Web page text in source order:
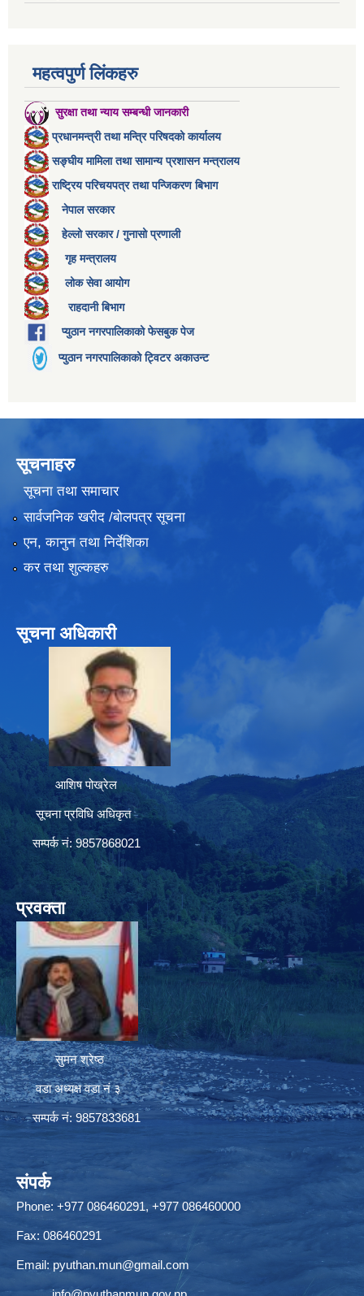
महत्वपुर्ण लिंकहरु
सुरक्षा तथा न्याय सम्बन्धी जानकारी
प्रधानमन्त्री तथा मन्त्रि परिषदको कार्यालय
सङ्घीय मामिला तथा सामान्य प्रशासन मन्त्रालय
राष्ट्रिय परिचयपत्र तथा पन्जिकरण बिभाग
नेपाल सरकार
हेल्लो सरकार / गुनासो प्रणाली
गृह मन्त्रालय
लोक सेवा आयोग
राहदानी बिभाग
प्युठान नगरपालिकाको फेसबुक पेज
प्युठान नगरपालिकाको ट्विटर अकाउन्ट
सूचनाहरु
सूचना तथा समाचार
सार्वजनिक खरीद /बोलपत्र सूचना
एन, कानुन तथा निर्देशिका
कर तथा शुल्कहरु
सूचना अधिकारी
आशिष पोख्रेल
सूचना प्रविधि अधिकृत
सम्पर्क नं: 9857868021
प्रवक्ता
सुमन श्रेष्ठ
वडा अध्यक्ष वडा नं ३
सम्पर्क नं: 9857833681
संपर्क
Phone: +977 086460291, +977 086460000
Fax: 086460291
Email: pyuthan.mun@gmail.com